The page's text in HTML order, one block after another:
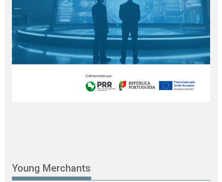
Young Merchants